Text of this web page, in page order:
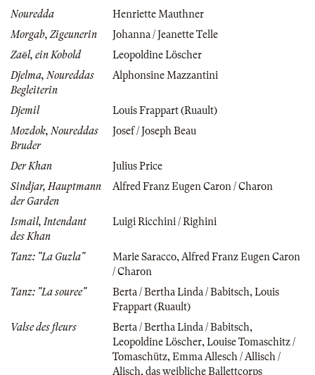
Nouredda
Henriette Mauthner
Morgab, Zigeunerin
Johanna / Jeanette Telle
Zaёl, ein Kobold
Leopoldine Löscher
Djelma, Noureddas
Begleiterin
Alphonsine Mazzantini
Djemil
Louis Frappart (Ruault)
Mozdok, Noureddas
Bruder
Josef / Joseph Beau
Der Khan
Julius Price
Sindjar, Hauptmann
der Garden
Alfred Franz Eugen Caron / Charon
Ismail, Intendant
des Khan
Luigi Ricchini / Righini
Tanz: "La Guzla" Marie Saracco, Alfred Franz Eugen Caron
/ Charon
Tanz: "La souree"
Berta / Bertha Linda / Babitsch, Louis
Frappart (Ruault)
Valse des fleurs
Berta / Bertha Linda / Babitsch,
Leopoldine Löscher, Louise Tomaschitz /
Tomaschütz, Emma Allesch / Allisch /
Alisch, das weibliche Ballettcorps